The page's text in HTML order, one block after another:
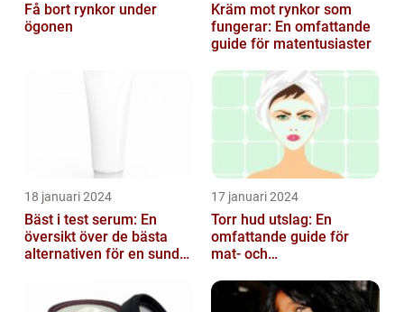
Få bort rynkor under
ögonen
Kräm mot rynkor som
fungerar: En omfattande
guide för matentusiaster
18 januari 2024
Bäst i test serum: En
översikt över de bästa
alternativen för en sund
17 januari 2024
Torr hud utslag: En
omfattande guide för
mat- och